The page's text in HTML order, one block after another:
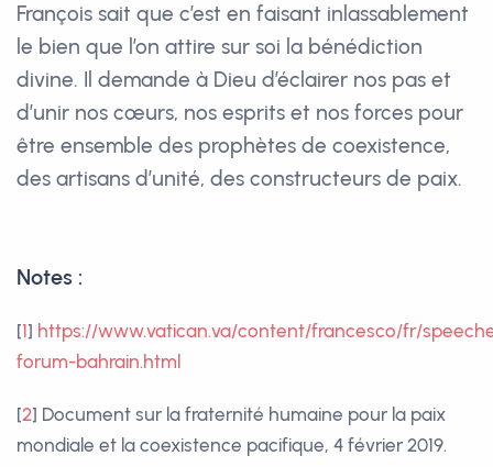
François sait que c’est en faisant inlassablement
le bien que l’on attire sur soi la bénédiction
divine. Il demande à Dieu d’éclairer nos pas et
d’unir nos cœurs, nos esprits et nos forces pour
être ensemble des prophètes de coexistence,
des artisans d’unité, des constructeurs de paix.
Notes :
[1] https://www.vatican.va/content/francesco/fr/
forum-bahrain.html
[2] Document sur la fraternité humaine pour la paix
mondiale et la coexistence pacifique, 4 février 2019.